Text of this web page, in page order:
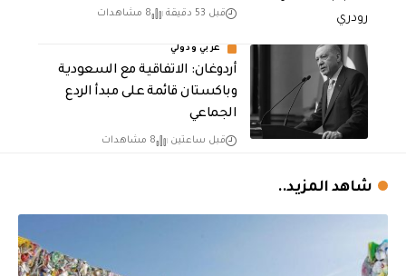
قبل 53 دقيقة 8 مشاهدات
عربي ودولي
أردوغان: الاتفاقية مع السعودية
وباكستان قائمة على مبدأ الردع
الجماعي
قبل ساعتين 8 مشاهدات
شاهد المزيد..